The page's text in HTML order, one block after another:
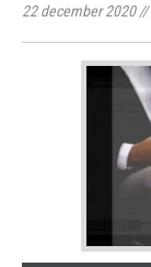
22 december 2020//